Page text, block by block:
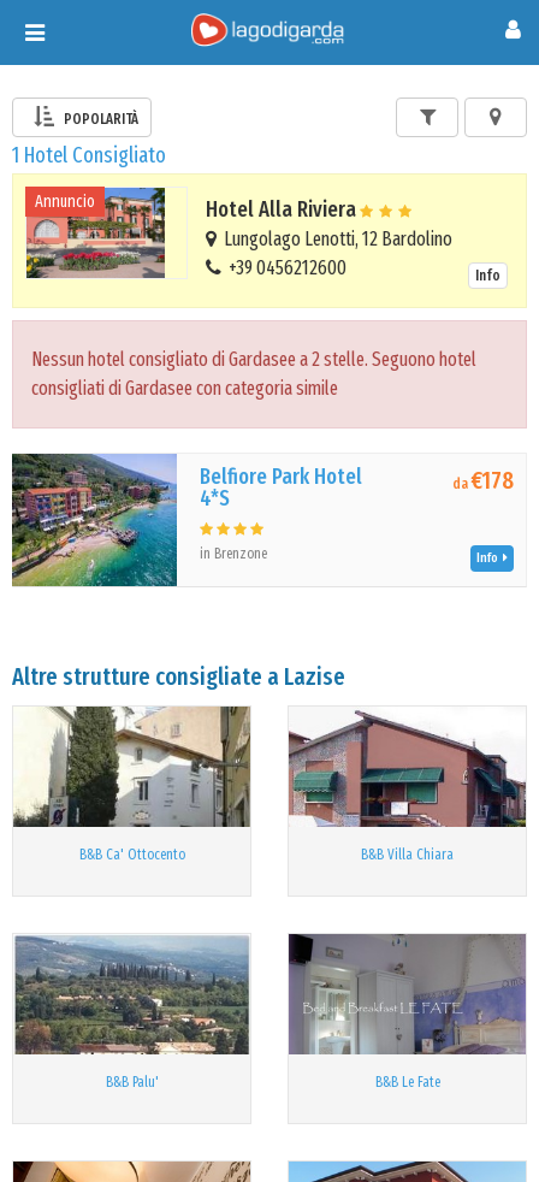
Toggle
navigation
POPOLARITÀ
1 Hotel Consigliato
Annuncio Hotel Alla Riviera
Lungolago Lenotti, 12 Bardolino
+39 0456212600
Info
Nessun hotel consigliato di Gardasee a 2 stelle. Seguono hotel
consigliati di Gardasee con categoria simile
Belfiore Park Hotel
4*S
in Brenzone
da€178
Info
Altre strutture consigliate a Lazise
B&B Ca' Ottocento B&B Villa Chiara
B&B Palu' B&B Le Fate